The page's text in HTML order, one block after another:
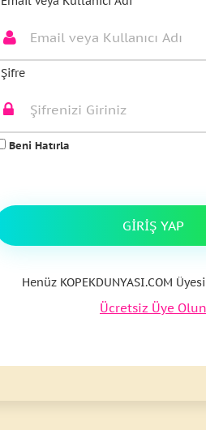
Şifre
Beni Hatırla
GIRIŞ YAP
Henüz KOPEKDUNYASI.COM
Ücretsiz Üye Olun